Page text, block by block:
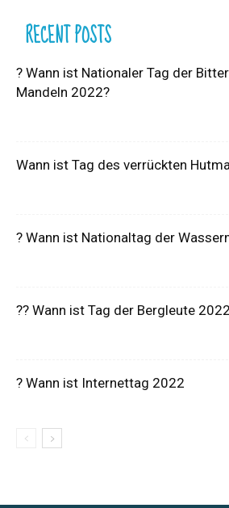
RECENT POSTS
? Wann ist Nationaler Tag der
Mandeln 2022?
Wann ist Tag des verrückten
? Wann ist Nationaltag der
?‍? Wann ist Tag der Bergleute 2022
? Wann ist Internettag 2022